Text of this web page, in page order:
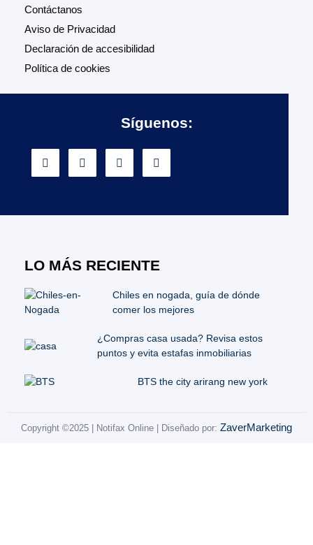
Contáctanos
Aviso de Privacidad
Declaración de accesibilidad
Política de cookies
Síguenos:
LO MÁS RECIENTE
Chiles en nogada, guía de dónde
comer los mejores
¿Compras casa usada? Revisa estos
puntos y evita estafas inmobiliarias
BTS the city arirang new york
Copyright ©2025 | Notifax Online | Diseñado por: ZaverMarketing